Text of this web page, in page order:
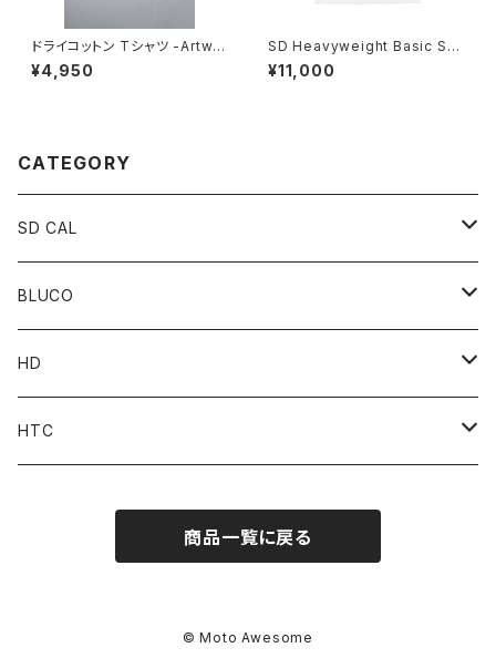
ドライコットン Tシャツ -Artwor
k by JACK-O’ ART WORKS
-
¥4,950
SD Heavyweight Basic Shi
eld Logo T
¥11,000
CATEGORY
SD CAL
Top
Pant
Accessories
BLUCO
Tops
Pant
MOONEYES x DOGTOWN x BLUCO
HD
Parts
HTC
商品一覧に戻る
© Moto Awesome